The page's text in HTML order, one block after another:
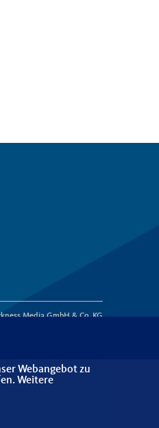
Media GmbH & Co. KG
Webangebot zu
Weitere